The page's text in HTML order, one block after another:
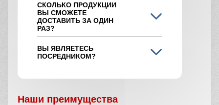
СКОЛЬКО ПРОДУКЦИИ
ВЫ СМОЖЕТЕ
ДОСТАВИТЬ ЗА ОДИН
РАЗ?
ВЫ ЯВЛЯЕТЕСЬ
ПОСРЕДНИКОМ?
Наши преимущества